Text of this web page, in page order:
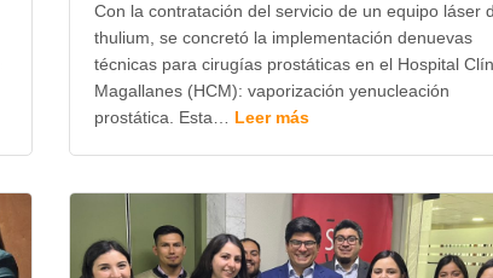
Con la contratación del servicio de un equipo láser
thulium, se concretó la implementación denuevas
técnicas para cirugías prostáticas en el Hospital
Magallanes (HCM): vaporización yenucleación
prostática. Esta… Leer más